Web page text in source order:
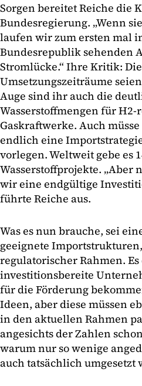
Sorgen bereitet Reiche die
Bundesregierung. „Wenn
laufen wir zum ersten mal
Bundesrepublik sehenden
Stromlücke.“ Ihre Kritik:
Umsetzungszeiträume
Auge sind ihr auch die
Wasserstoffmengen für H2-
Gaskraftwerke. Auch
endlich eine
vorlegen. Weltweit gebe es
Wasserstoffprojekte. „Aber
wir eine endgültige
führte Reiche aus.
Was es nun brauche, sei
geeignete
regulatorischer Rahmen.
investitionsbereite
für die Förderung
Ideen, aber diese müssen
in den aktuellen Rahmen
angesichts der Zahlen
warum nur so wenige
auch tatsächlich umgesetzt